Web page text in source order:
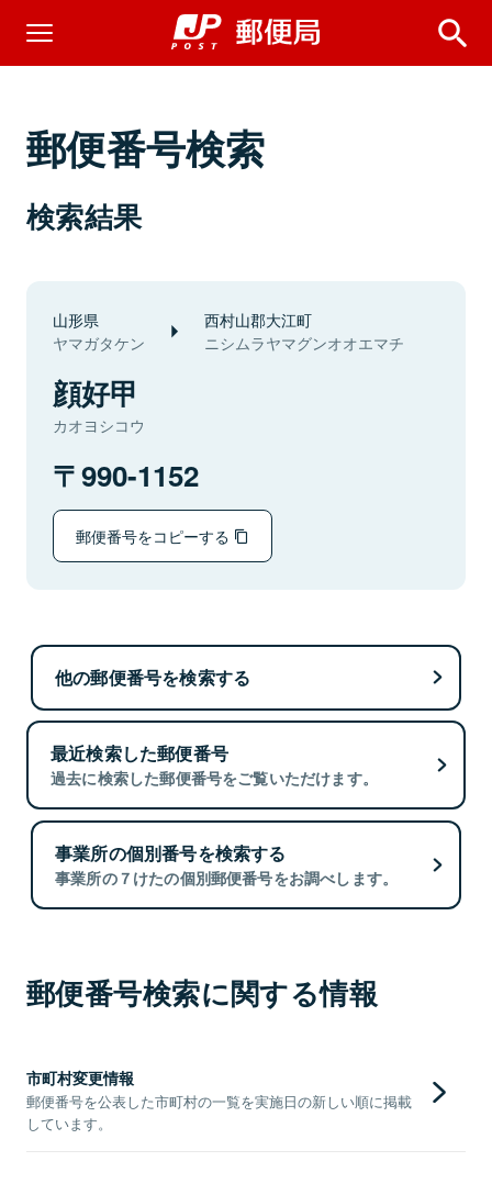
郵便番号検索
検索結果
山形県
ヤマガタケン
西村山郡大江町
ニシムラヤマグンオオエマチ
顔好甲
カオヨシコウ
990-1152
郵便番号をコピーする
他の郵便番号を検索する
最近検索した郵便番号
過去に検索した郵便番号をご覧いただけます。
事業所の個別番号を検索する
事業所の７けたの個別郵便番号をお調べします。
郵便番号検索に関する情報
市町村変更情報
郵便番号を公表した市町村の一覧を実施日の新しい順に掲載
しています。